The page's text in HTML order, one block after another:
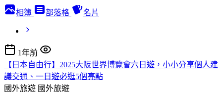
相簿 部落格 名片
1年前
【日本自由行】2025大阪世界博覽會六日遊，小小分享個人建
議交通、一日遊必逛5個亮點
國外旅遊 國外旅遊